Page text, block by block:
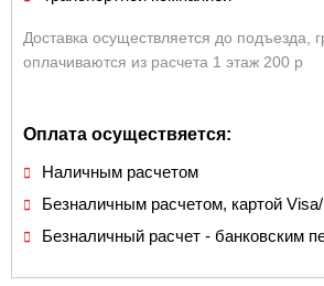
Доставка осуществляется до подъезда,
оплачиваются из расчета 1 этаж 200 р
Оплата осуществяется:
Наличным расчетом
Безналичным расчетом, картой
Безналичный расчет - банковским